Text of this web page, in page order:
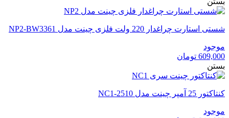
1,495,000 تومان
1,450,150 تومان
شستی استارت چراغدار 220 ولت فلزی چینت مدل NP2-BW3361
موجود
609,000 تومان
بستن
کنتاکتور 25 آمپر چینت مدل NC1-2510
موجود